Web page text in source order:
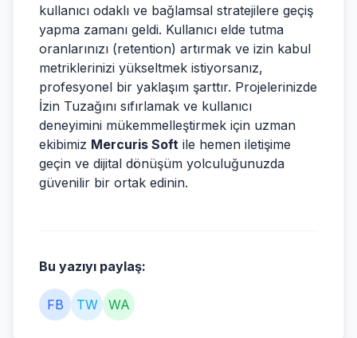
kullanıcı odaklı ve bağlamsal stratejilere geçiş
yapma zamanı geldi. Kullanıcı elde tutma
oranlarınızı (retention) artırmak ve izin kabul
metriklerinizi yükseltmek istiyorsanız,
profesyonel bir yaklaşım şarttır. Projelerinizde
İzin Tuzağını sıfırlamak ve kullanıcı
deneyimini mükemmelleştirmek için uzman
ekibimiz Mercuris Soft ile hemen iletişime
geçin ve dijital dönüşüm yolculuğunuzda
güvenilir bir ortak edinin.
Bu yazıyı paylaş:
FB TW WA